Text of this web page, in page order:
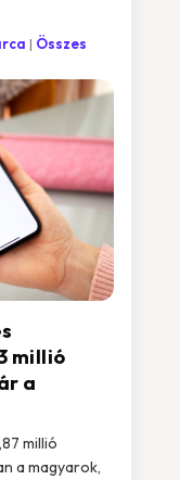
millió
a
Összes
millió
a magyarok,